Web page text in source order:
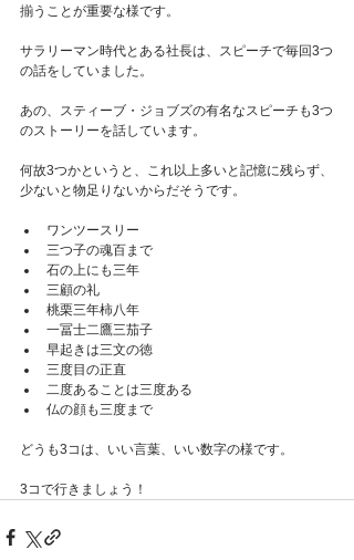
揃うことが重要な様です。
サラリーマン時代とある社長は、スピーチで毎回3つ
の話をしていました。
あの、スティーブ・ジョブズの有名なスピーチも3つ
のストーリーを話しています。
何故3つかというと、これ以上多いと記憶に残らず、
少ないと物足りないからだそうです。
ワンツースリー
三つ子の魂百まで
石の上にも三年
三顧の礼
桃栗三年柿八年
一冨士二鷹三茄子
早起きは三文の徳
三度目の正直
二度あることは三度ある
仏の顔も三度まで
どうも3コは、いい言葉、いい数字の様です。
3コで行きましょう！